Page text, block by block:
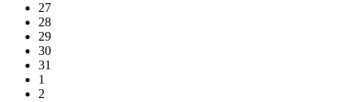
27
28
29
30
31
1
2